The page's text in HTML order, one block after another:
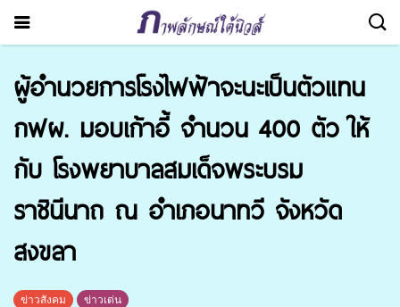
ผู้อำนวยการโรงไฟฟ้าจะนะเป็นตัวแทน
กฟผ. มอบเก้าอี้ จำนวน 400 ตัว ให้
กับ โรงพยาบาลสมเด็จพระบรม
ราชินีนาถ ณ อำเภอนาทวี จังหวัด
สงขลา
ข่าวสังคม ข่าวเด่น